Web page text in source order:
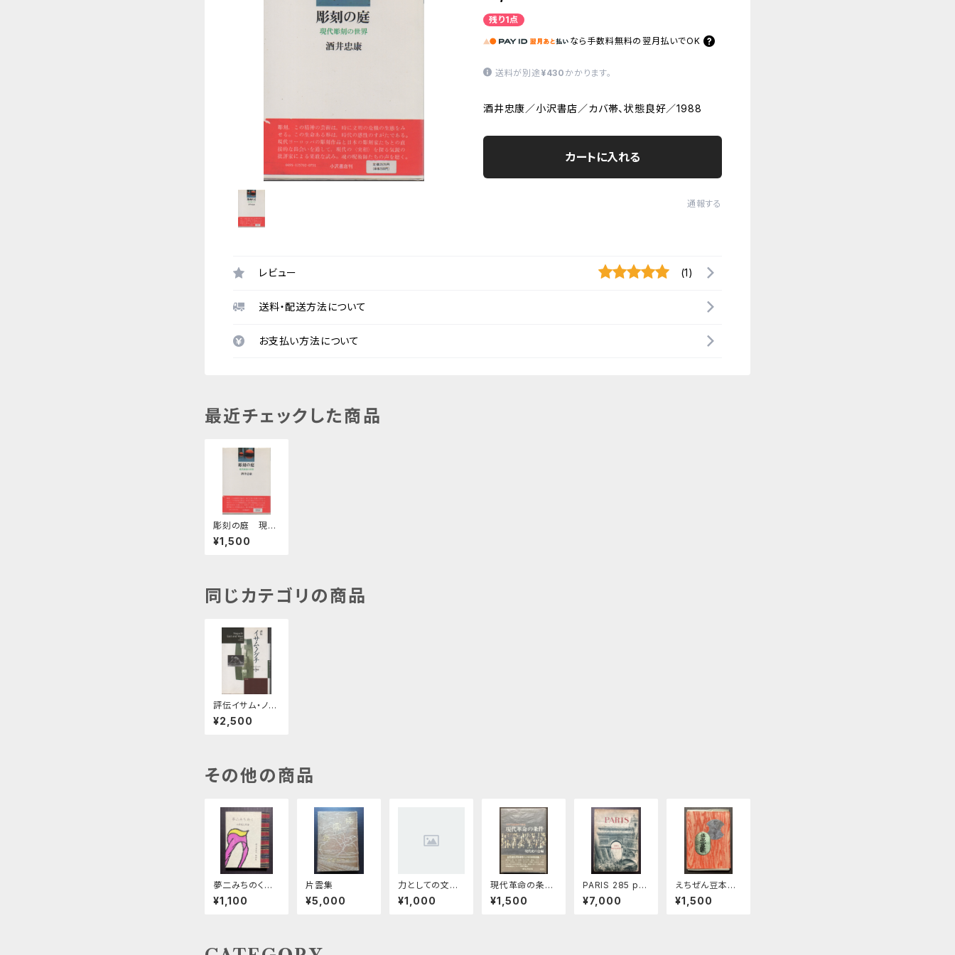
残り1点
なら 手数料無料の 翌月払いでOK
送料が別途 ¥430 かかります。
酒井忠康／小沢書店／カバ帯、状態良好／1988
カートに入れる
通報する
レビュー (1)
送料・配送方法について
お支払い方法について
最近チェックした商品
彫刻の庭 現代
彫刻の世界
¥1,500
同じカテゴリの商品
評伝イサム・ノグ
チ
¥2,500
その他の商品
夢二みちのく
緑の笛豆本第3
7集第147集
¥1,100
片雲集
¥5,000
力としての文
化 若き人々へ
¥1,000
現代革命の条
件 70年代階
級闘争の展望
¥1,500
PARIS 285 ph
otographies
¥7,000
えちぜん豆本第1
5号 越前藩札
考 乾• 坤
¥1,500